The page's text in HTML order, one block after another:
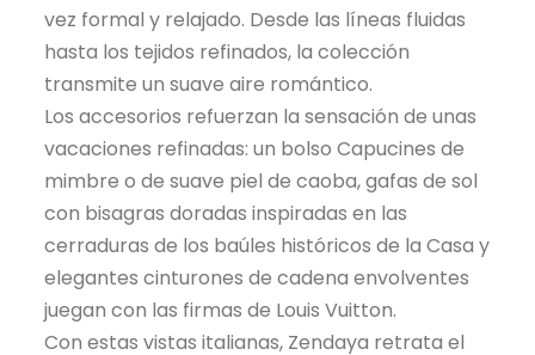
vez formal y relajado. Desde las líneas fluidas
hasta los tejidos refinados, la colección
transmite un suave aire romántico.
Los accesorios refuerzan la sensación de unas
vacaciones refinadas: un bolso Capucines de
mimbre o de suave piel de caoba, gafas de sol
con bisagras doradas inspiradas en las
cerraduras de los baúles históricos de la Casa y
elegantes cinturones de cadena envolventes
juegan con las firmas de Louis Vuitton.
Con estas vistas italianas, Zendaya retrata el